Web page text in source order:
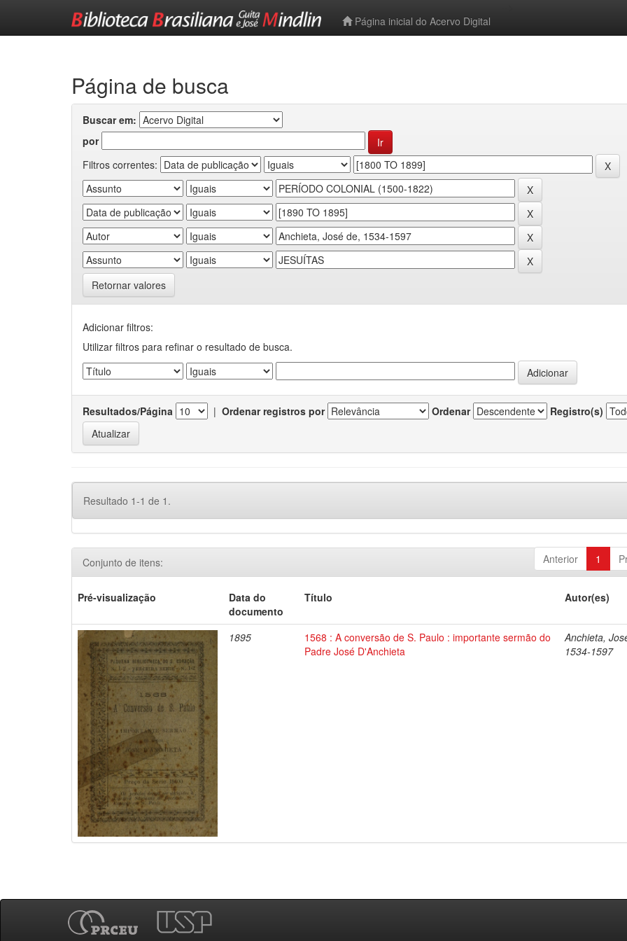
Página inicial do Acervo Digital
Página de busca
Buscar em:
por
Filtros correntes:
Retornar valores
Adicionar filtros:
Utilizar filtros para refinar o resultado de busca.
Resultados/Página | Ordenar registros por Ordenar Registro(s)
Resultado 1-1 de 1.
Anterior 1
Conjunto de itens:
Pré-visualização
Data do
documento
Título Autor(es)
1895
1568 : A conversão de S. Paulo : importante sermão do
Padre José D'Anchieta
Anchieta,
1534-1597